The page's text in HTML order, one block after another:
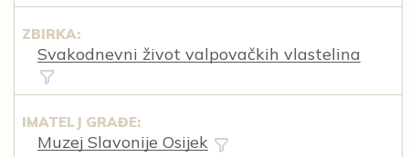
ZBIRKA:
Svakodnevni život valpovačkih vlastelina
IMATELJ GRAĐE:
Muzej Slavonije Osijek